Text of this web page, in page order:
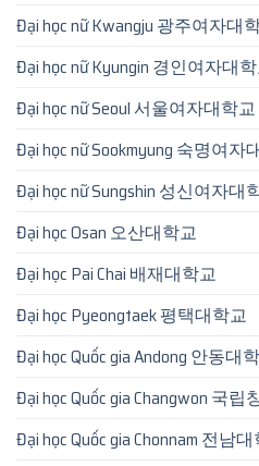
Đại học nữ Kwangju 광주여자대
Đại học nữ Kyungin 경인여자대
Đại học nữ Seoul 서울여자대학교
Đại học nữ Sookmyung 숙명여자
Đại học nữ Sungshin 성신여자대
Đại học Osan 오산대학교
Đại học Pai Chai 배재대학교
Đại học Pyeongtaek 평택대학교
Đại học Quốc gia Andong 안동대
Đại học Quốc gia Changwon 국립
Đại học Quốc gia Chonnam 전남